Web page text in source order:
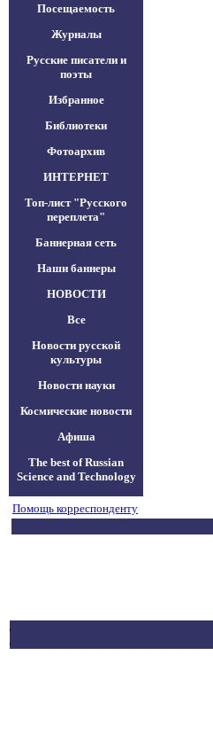
Посещаемость
Журналы
Русские писатели и
поэты
Избранное
Библиотеки
Фотоархив
ИНТЕРНЕТ
Топ-лист "Русского
переплета"
Баннерная сеть
Наши баннеры
НОВОСТИ
Все
Новости русской
культуры
Новости науки
Космические новости
Афиша
The best of Russian
Science and Technology
Помощь корреспонденту